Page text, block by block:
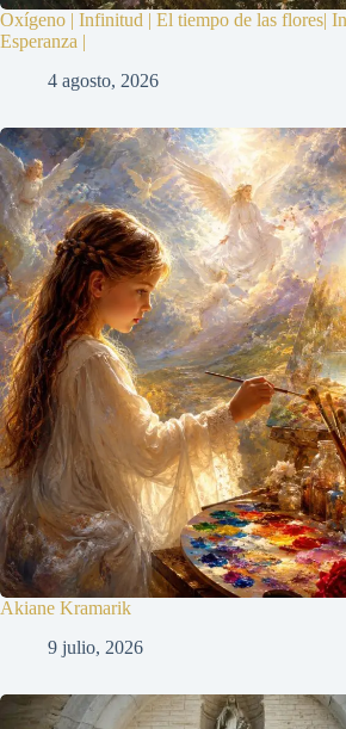
Oxígeno | Infinitud | El tiempo de las flores|
Esperanza |
4 agosto, 2026
Akiane Kramarik
9 julio, 2026